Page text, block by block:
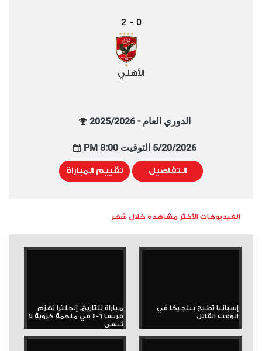
0
-
2
الأهلي
الدوري العام - 2025/2026
5/20/2026 التوقيت 8:00 PM
التفاصيل تقييم المباراة
الفيديوهات الأكثر مشاهدة خلال شهر
إسبانيا تطيح ببلجيكا في
الوقت القاتل
مباراة للتاريخ.. إنجلترا تهزم
فرنسا 6-4 في ملحمة كروية لا
تُنسى